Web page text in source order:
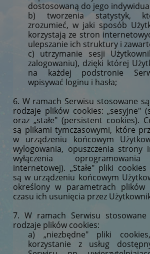
dostosowaną do jego
b) tworzenia statystyk,
zrozumieć, w jaki sposób
korzystają ze stron
ulepszanie ich struktury i
c) utrzymanie sesji
zalogowaniu), dzięki której
na każdej podstronie
wpisywać loginu i hasła;
6. W ramach Serwisu stosowane
rodzaje plików cookies: „sesyjne"
oraz „stałe" (persistent cookies).
są plikami tymczasowymi, które
w urządzeniu końcowym
wylogowania, opuszczenia strony
wyłączenia
internetowej). „Stałe" pliki cookies
są w urządzeniu końcowym
określony w parametrach
czasu ich usunięcia przez
7. W ramach Serwisu stosowane
rodzaje plików cookies:
a) „niezbędne" pliki
korzystanie z usług